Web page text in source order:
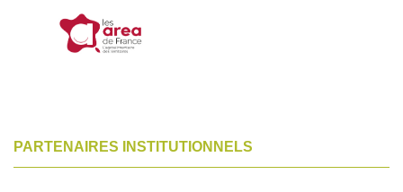
PARTENAIRES INSTITUTIONNELS